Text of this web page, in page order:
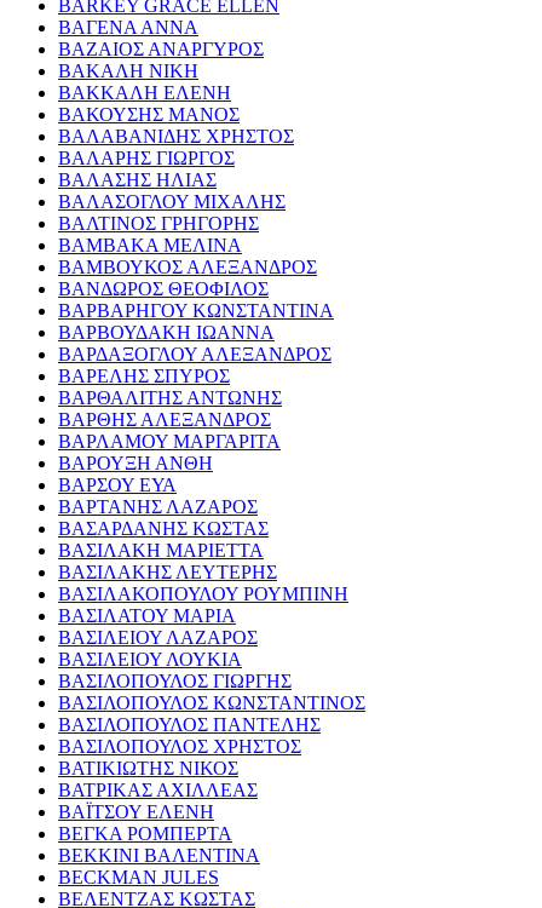
BARKEY GRACE ELLEN
ΒΑΓΕΝΑ ΑΝΝΑ
ΒΑΖΑΙΟΣ ΑΝΑΡΓΥΡΟΣ
ΒΑΚΑΛΗ ΝΙΚΗ
ΒΑΚΚΑΛΗ ΕΛΕΝΗ
ΒΑΚΟΥΣΗΣ ΜΑΝΟΣ
ΒΑΛΑΒΑΝΙΔΗΣ ΧΡΗΣΤΟΣ
ΒΑΛΑΡΗΣ ΓΙΩΡΓΟΣ
ΒΑΛΑΣΗΣ ΗΛΙΑΣ
ΒΑΛΑΣΟΓΛΟΥ ΜΙΧΑΛΗΣ
ΒΑΛΤΙΝΟΣ ΓΡΗΓΟΡΗΣ
ΒΑΜΒΑΚΑ ΜΕΛΙΝΑ
ΒΑΜΒΟΥΚΟΣ ΑΛΕΞΑΝΔΡΟΣ
ΒΑΝΔΩΡΟΣ ΘΕΟΦΙΛΟΣ
ΒΑΡΒΑΡΗΓΟΥ ΚΩΝΣΤΑΝΤΙΝΑ
ΒΑΡΒΟΥΔΑΚΗ ΙΩΑΝΝΑ
ΒΑΡΔΑΞΟΓΛΟΥ ΑΛΕΞΑΝΔΡΟΣ
ΒΑΡΕΛΗΣ ΣΠΥΡΟΣ
ΒΑΡΘΑΛΙΤΗΣ ΑΝΤΩΝΗΣ
ΒΑΡΘΗΣ ΑΛΕΞΑΝΔΡΟΣ
ΒΑΡΛΑΜΟΥ ΜΑΡΓΑΡΙΤΑ
ΒΑΡΟΥΞΗ ΑΝΘΗ
ΒΑΡΣΟΥ ΕΥΑ
ΒΑΡΤΑΝΗΣ ΛΑΖΑΡΟΣ
ΒΑΣΑΡΔΑΝΗΣ ΚΩΣΤΑΣ
ΒΑΣΙΛΑΚΗ ΜΑΡΙΕΤΤΑ
ΒΑΣΙΛΑΚΗΣ ΛΕΥΤΕΡΗΣ
ΒΑΣΙΛΑΚΟΠΟΥΛΟΥ ΡΟΥΜΠΙΝΗ
ΒΑΣΙΛΑΤΟΥ ΜΑΡΙΑ
ΒΑΣΙΛΕΙΟΥ ΛΑΖΑΡΟΣ
ΒΑΣΙΛΕΙΟΥ ΛΟΥΚΙΑ
ΒΑΣΙΛΟΠΟΥΛΟΣ ΓΙΩΡΓΗΣ
ΒΑΣΙΛΟΠΟΥΛΟΣ ΚΩΝΣΤΑΝΤΙΝΟΣ
ΒΑΣΙΛΟΠΟΥΛΟΣ ΠΑΝΤΕΛΗΣ
ΒΑΣΙΛΟΠΟΥΛΟΣ ΧΡΗΣΤΟΣ
ΒΑΤΙΚΙΩΤΗΣ ΝΙΚΟΣ
ΒΑΤΡΙΚΑΣ ΑΧΙΛΛΕΑΣ
ΒΑΪΤΣΟΥ ΕΛΕΝΗ
ΒΕΓΚΑ ΡΟΜΠΕΡΤΑ
ΒΕΚΚΙΝΙ ΒΑΛΕΝΤΙΝΑ
BECKMAN JULES
ΒΕΛΕΝΤΖΑΣ ΚΩΣΤΑΣ